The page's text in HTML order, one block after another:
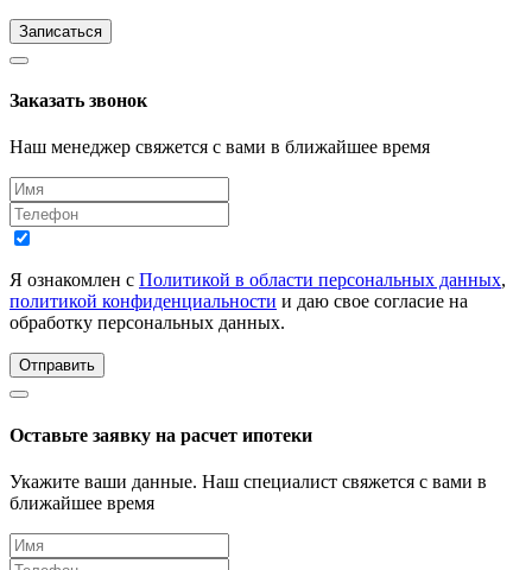
Записаться
Заказать звонок
Наш менеджер свяжется с вами в ближайшее время
Я ознакомлен с Политикой в области персональных данных,
политикой конфиденциальности и даю свое согласие на
обработку персональных данных.
Отправить
Оставьте заявку на расчет ипотеки
Укажите ваши данные. Наш специалист свяжется с вами в
ближайшее время